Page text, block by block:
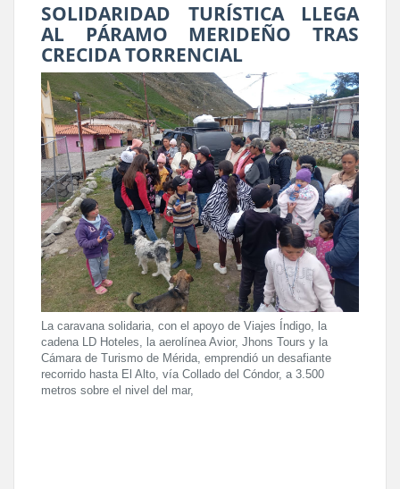
SOLIDARIDAD TURÍSTICA LLEGA
AL PÁRAMO MERIDEÑO TRAS
CRECIDA TORRENCIAL
La caravana solidaria, con el apoyo de Viajes Índigo, la
cadena LD Hoteles, la aerolínea Avior, Jhons Tours y la
Cámara de Turismo de Mérida, emprendió un desafiante
recorrido hasta El Alto, vía Collado del Cóndor, a 3.500
metros sobre el nivel del mar,